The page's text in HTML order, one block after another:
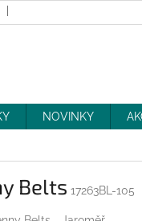
NOVINKY
Belts 17263BL-105